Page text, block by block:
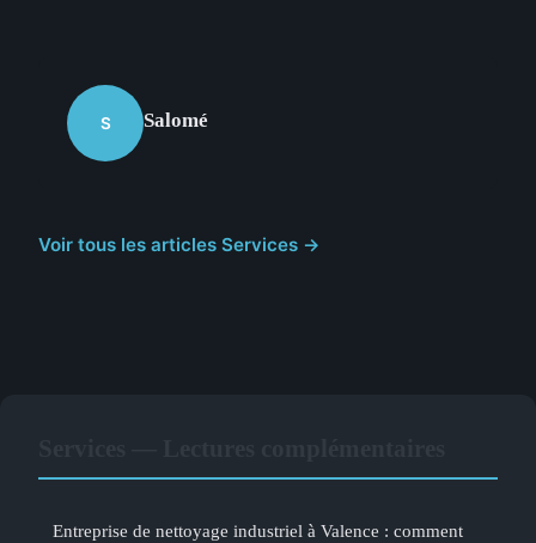
S Salomé
Voir tous les articles Services →
Entreprise de nettoyage industriel à Valence : comment